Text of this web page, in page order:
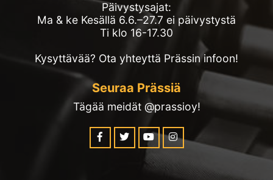
Päivystysajat:
Ma & ke Kesällä 6.6.–27.7 ei päivystystä
Ti klo 16-17.30
Kysyttävää? Ota yhteyttä Prässin infoon!
Seuraa Prässiä
Tägää meidät @prassioy!